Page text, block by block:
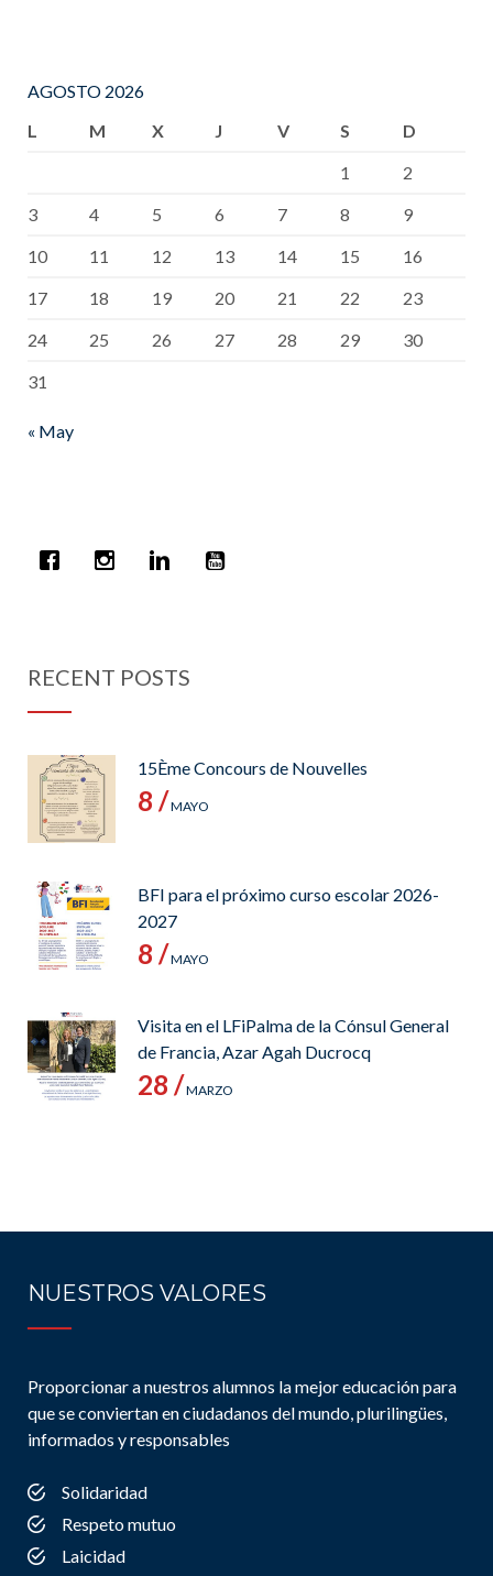
AGOSTO 2026
L
M X J V S
D
1
2
3
4 5 6 7 8
9
10
11 12 13 14 15
16
17
18 19 20 21 22
23
24
25 26 27 28 29
30
31
« May
RECENT POSTS
15Ème Concours de Nouvelles
8 /MAYO
BFI para el próximo curso escolar 2026-
2027
8 /MAYO
Visita en el LFiPalma de la Cónsul General
de Francia, Azar Agah Ducrocq
28 /MARZO
NUESTROS VALORES
Proporcionar a nuestros alumnos la mejor educación para
que se conviertan en ciudadanos del mundo, plurilingües,
informados y responsables
Solidaridad
Respeto mutuo
Laicidad